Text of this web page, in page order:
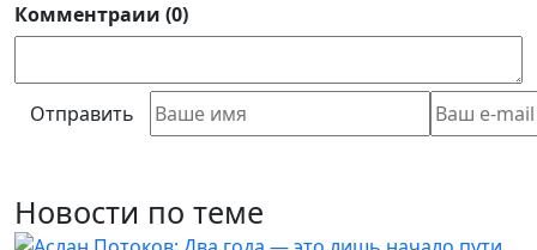
Комментраии (0)
Отправить
Новости по теме